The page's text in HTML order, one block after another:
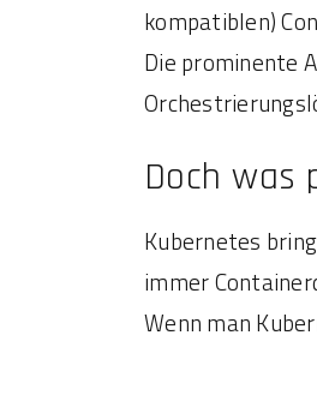
kompatiblen)
Die prominente
Doch was
Kubernetes
immer
Wenn man